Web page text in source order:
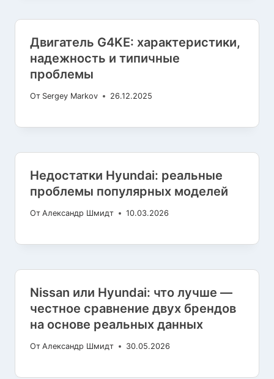
Двигатель G4KE: характеристики,
надежность и типичные
проблемы
От Sergey Markov 26.12.2025
Недостатки Hyundai: реальные
проблемы популярных моделей
От Александр Шмидт 10.03.2026
Nissan или Hyundai: что лучше —
честное сравнение двух брендов
на основе реальных данных
От Александр Шмидт 30.05.2026